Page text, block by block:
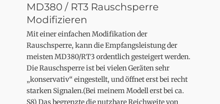
MD380 / RT3 Rauschsperre
Modifizieren
Mit einer einfachen Modifikation der
Rauschsperre, kann die Empfangsleistung der
meisten MD380/RT3 ordentlich gesteigert werden.
Die Rauschsperre ist bei vielen Geräten sehr
„konservativ“ eingestellt, und öffnet erst bei recht
starken Signalen.(Bei meinem Modell erst bei ca.
S8) Das begrenzte die nutzbare Reichweite von